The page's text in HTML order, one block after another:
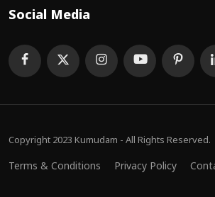
Social Media
Copyright 2023 Kumudam - All Rights Reserved.
Terms & Conditions Privacy Policy